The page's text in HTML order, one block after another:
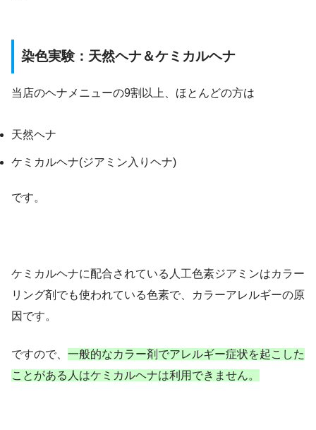
染色実験：天然ヘナ＆ケミカルヘナ
当店のヘナメニューの9割以上、ほとんどの方は
天然ヘナ
ケミカルヘナ(ジアミン入りヘナ)
です。
ケミカルヘナに配合されている人工色素ジアミンはカラー
リング剤でも使われている色素で、カラーアレルギーの原
因です。
ですので、 一般的なカラー剤でアレルギー症状を起こした
ことがある人はケミカルヘナは利用できません。